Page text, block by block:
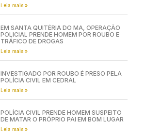
Leia mais »
EM SANTA QUITÉRIA DO MA, OPERAÇÃO
POLICIAL PRENDE HOMEM POR ROUBO E
TRÁFICO DE DROGAS
Leia mais »
INVESTIGADO POR ROUBO É PRESO PELA
POLÍCIA CIVIL EM CEDRAL
Leia mais »
POLÍCIA CIVIL PRENDE HOMEM SUSPEITO
DE MATAR O PRÓPRIO PAI EM BOM LUGAR
Leia mais »